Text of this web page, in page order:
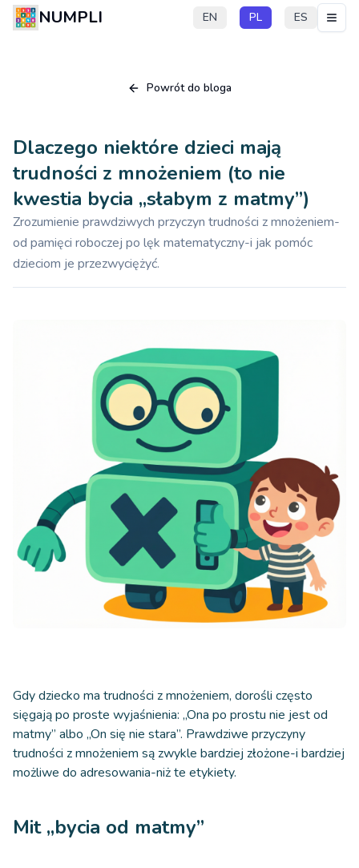
NUMPLI EN PL ES
Powrót do bloga
Dlaczego niektóre dzieci mają
trudności z mnożeniem (to nie
kwestia bycia „słabym z matmy”)
Zrozumienie prawdziwych przyczyn trudności z mnożeniem-
od pamięci roboczej po lęk matematyczny-i jak pomóc
dzieciom je przezwyciężyć.
Gdy dziecko ma trudności z mnożeniem, dorośli często
sięgają po proste wyjaśnienia: „Ona po prostu nie jest od
matmy” albo „On się nie stara”. Prawdziwe przyczyny
trudności z mnożeniem są zwykle bardziej złożone-i bardziej
możliwe do adresowania-niż te etykiety.
Mit „bycia od matmy”